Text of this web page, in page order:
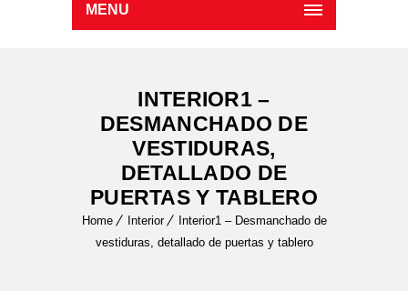
MENU
INTERIOR1 –
DESMANCHADO DE
VESTIDURAS,
DETALLADO DE
PUERTAS Y TABLERO
Home Interior
Interior1 – Desmanchado de
vestiduras, detallado de puertas y tablero